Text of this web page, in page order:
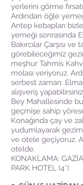
yerlerini görme
Ardından öğle
Antep kebapları
yemeği sonrasında
Bakırcılar Çarşısı
görebileceğimiz
meşhur Tahmis
molası veriyoruz.
serbest zaman.
alışveriş
Bey Mahallesinde
geçmişe sahip
Konağında çay ve
yudumlayarak
ve otele geçiyoruz.
otelde.
KONAKLAMA:
PARK HOTEL (4*)